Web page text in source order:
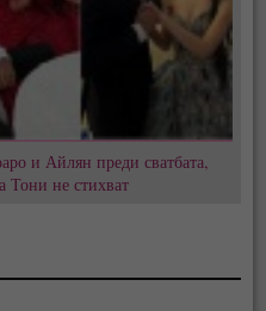
и Айлян преди сватбата,
Тони не стихват